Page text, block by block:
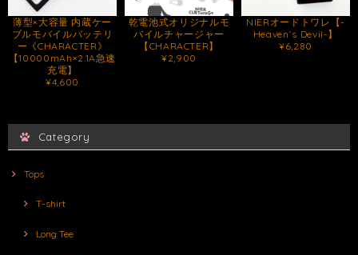
薄型×大容量 内蔵ケー
ブルモバイルバッテリ
ー《CHARACTER》
【10000mAh×2.1A急速
充電】
¥4,600
乾電池式オリジナルモ
バイルチャージャー
【CHARACTER】
¥2,900
NIERオードトワレ【-
Heaven‘s Devil-】
¥6,280
Category
Tops
T-shirt
Long Tee